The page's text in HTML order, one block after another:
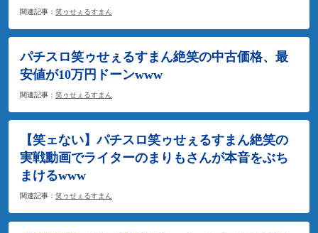
関連記事： 笑ゥせぇるすまん
パチスロ笑ゥせぇるすまん絶笑の中古価格、最
安値が10万円ドーンwww
関連記事： 笑ゥせぇるすまん
【笑ェない】パチスロ笑ゥせぇるすまん絶笑の
実戦動画でライターのまりもさんが本音をぶち
まけるwww
関連記事： 笑ゥせぇるすまん